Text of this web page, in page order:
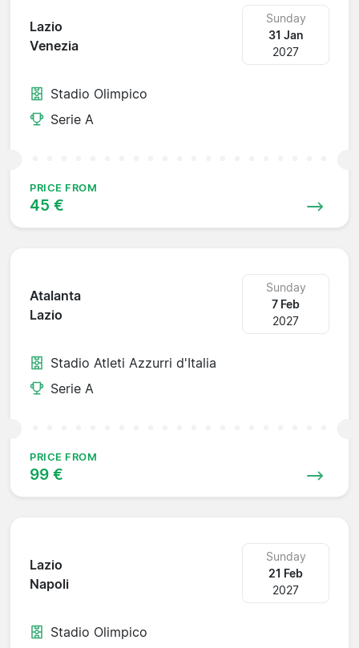
Lazio
Venezia
Sunday
31 Jan
2027
Stadio Olimpico
Serie A
PRICE FROM
45 €
Atalanta
Lazio
Sunday
7 Feb
2027
Stadio Atleti Azzurri d'Italia
Serie A
PRICE FROM
99 €
Lazio
Napoli
Sunday
21 Feb
2027
Stadio Olimpico